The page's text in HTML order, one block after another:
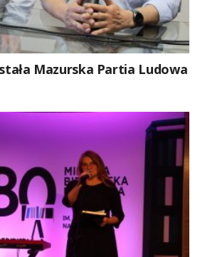
Mazurska Partia Ludowa